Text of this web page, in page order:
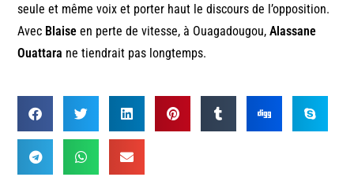
seule et même voix et porter haut le discours de l’opposition.
Avec Blaise en perte de vitesse, à Ouagadougou,Alassane
Ouattara ne tiendrait pas longtemps.